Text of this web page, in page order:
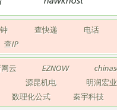
查快递 电话
查IP
网云 EZNOW
源昆机电 明润宏业
数理化公式 秦宇科技